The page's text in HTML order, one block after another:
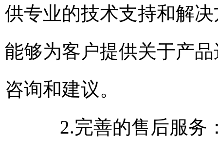
供专业的技术支持和解
能够为客户提供关于产
咨询和建议。
2.完善的售后服务：